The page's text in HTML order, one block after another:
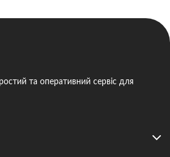
та оперативний сервіс для